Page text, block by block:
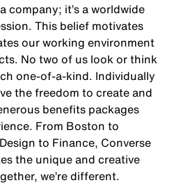
company; it’s a worldwide
This belief motivates
our working environment
No two of us look or think
one-of-a-kind. Individually
the freedom to create and
benefits packages
From Boston to
to Finance, Converse
the unique and creative
we’re different.